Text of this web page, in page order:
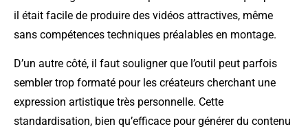
il était facile de produire des vidéos attractives, même
sans compétences techniques préalables en montage.
D’un autre côté, il faut souligner que l’outil peut parfois
sembler trop formaté pour les créateurs cherchant une
expression artistique très personnelle. Cette
standardisation, bien qu’efficace pour générer du contenu